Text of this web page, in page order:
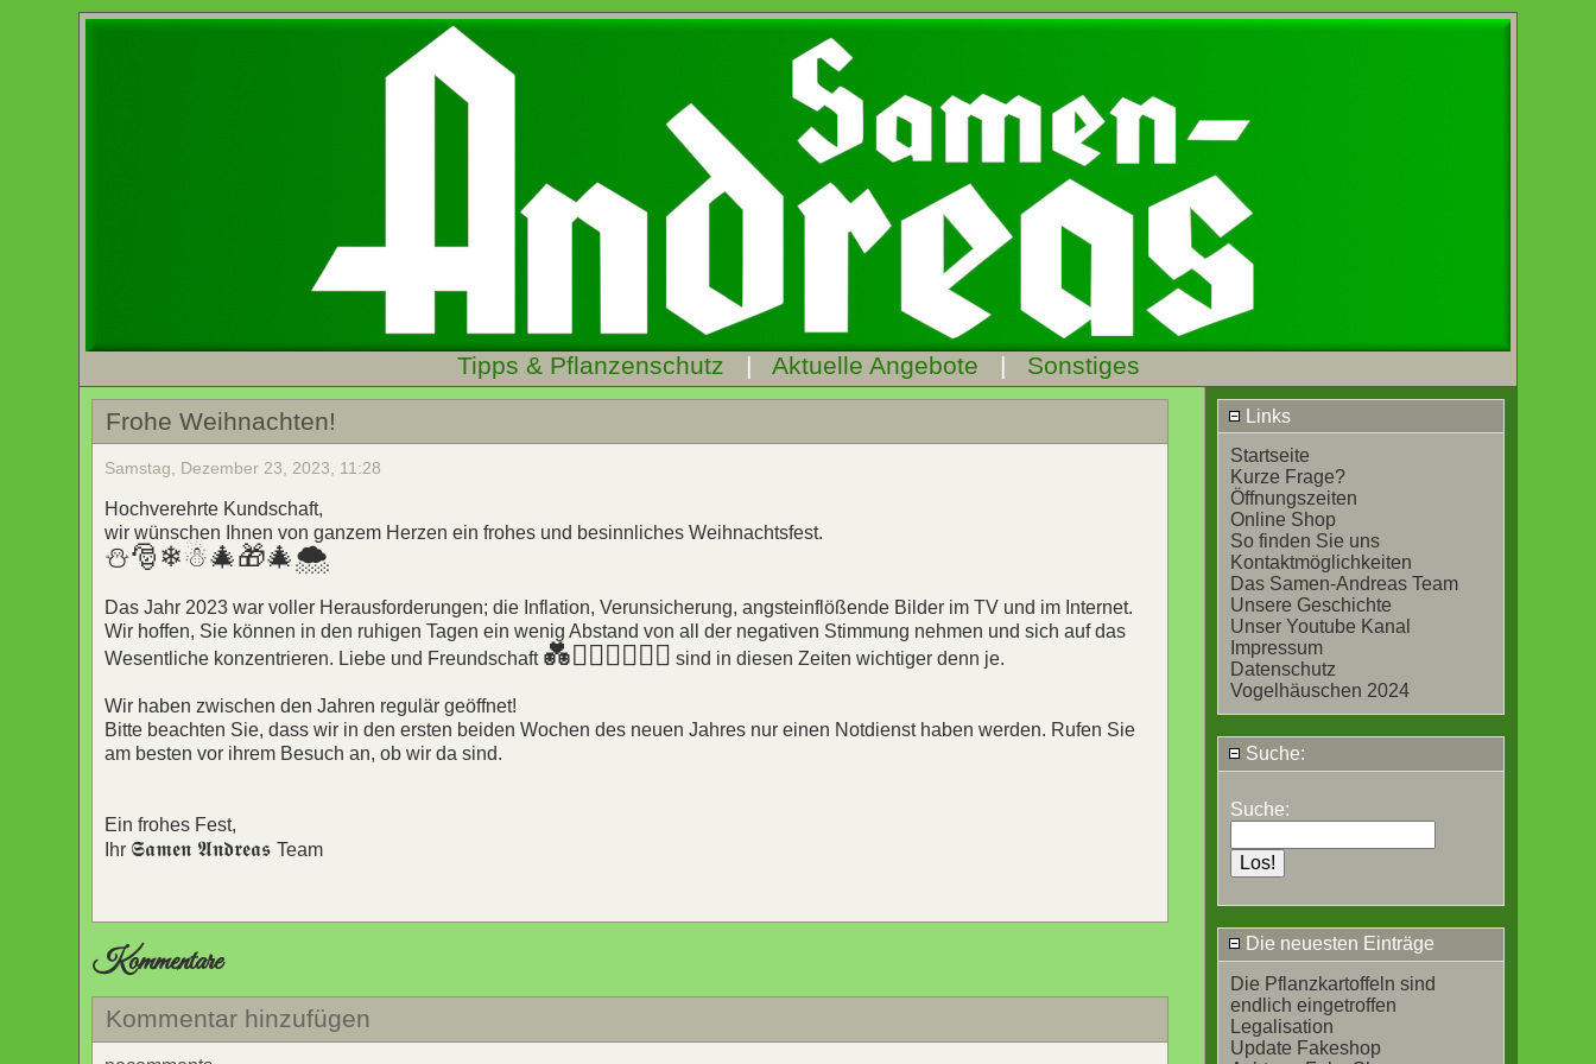
Tipps & Pflanzenschutz | Aktuelle Angebote | Sonstiges
Links
Startseite
Kurze Frage?
Öffnungszeiten
Online Shop
So finden Sie uns
Kontaktmöglichkeiten
Das Samen-Andreas Team
Unsere Geschichte
Unser Youtube Kanal
Impressum
Datenschutz
Vogelhäuschen 2024
Suche:
Suche:
Die neuesten Einträge
Die Pflanzkartoffeln sind
endlich eingetroffen
Legalisation
Update Fakeshop
Frohe Weihnachten!
Samstag, Dezember 23, 2023, 11:28
Hochverehrte Kundschaft,
wir wünschen Ihnen von ganzem Herzen ein frohes und besinnliches Weihnachtsfest.
⛄🎅❄☃🎄🎁🎄🌨
Das Jahr 2023 war voller Herausforderungen; die Inflation, Verunsicherung, angsteinflößende Bilder im TV und im Internet.
Wir hoffen, Sie können in den ruhigen Tagen ein wenig Abstand von all der negativen Stimmung nehmen und sich auf das
Wesentliche konzentrieren. Liebe und Freundschaft 💑👩‍❤️‍👩👨‍❤️‍👨 sind in diesen Zeiten wichtiger denn je.
Wir haben zwischen den Jahren regulär geöffnet!
Bitte beachten Sie, dass wir in den ersten beiden Wochen des neuen Jahres nur einen Notdienst haben werden. Rufen Sie
am besten vor ihrem Besuch an, ob wir da sind.
Ein frohes Fest,
Ihr 𝕾𝖆𝖒𝖊𝖓 𝕬𝖓𝖉𝖗𝖊𝖆𝖘Team
Kommentare
Kommentar hinzufügen